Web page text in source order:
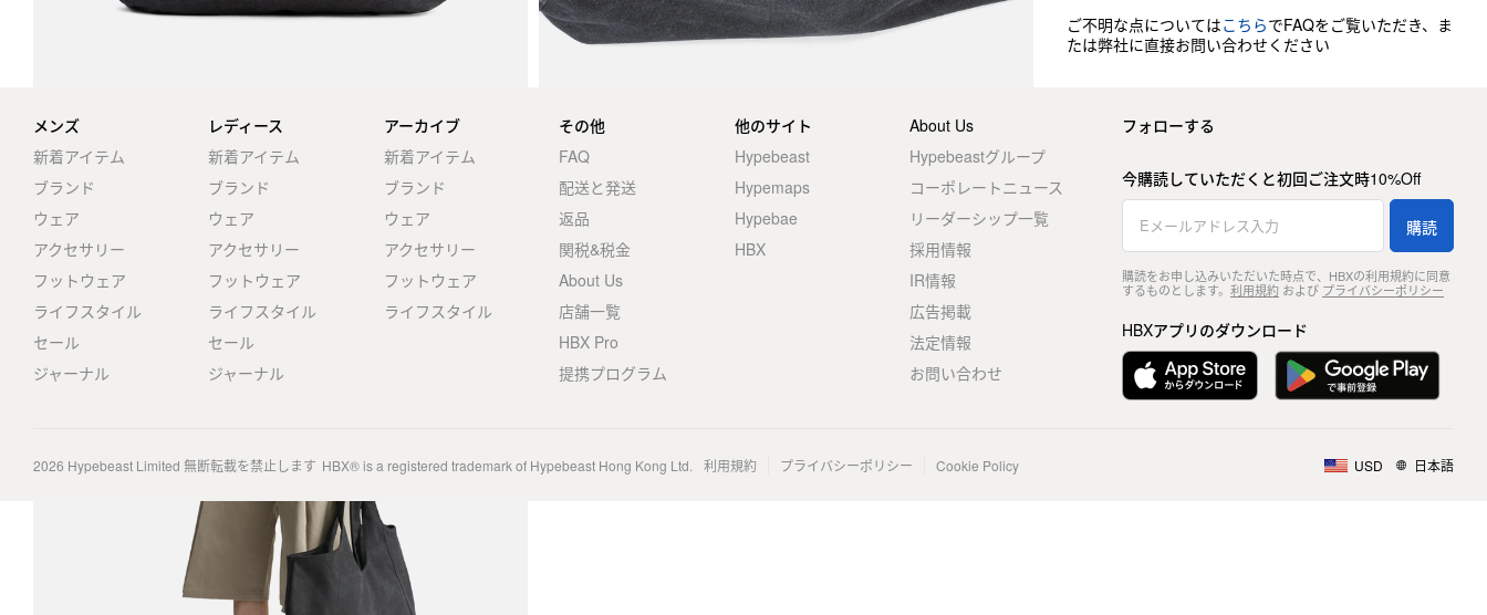
ご不明な点についてはこちらでFAQをご覧いただき、ま
たは弊社に直接お問い合わせください
メンズ
新着アイテム
ブランド
ウェア
アクセサリー
フットウェア
ライフスタイル
セール
ジャーナル
レディース
新着アイテム
ブランド
ウェア
アクセサリー
フットウェア
ライフスタイル
セール
ジャーナル
アーカイブ
新着アイテム
ブランド
ウェア
アクセサリー
フットウェア
ライフスタイル
その他
FAQ
配送と発送
返品
関税&税金
About Us
店舗一覧
HBX Pro
提携プログラム
他のサイト
Hypebeast
Hypemaps
Hypebae
HBX
About Us
Hypebeastグループ
コーポレートニュース
リーダーシップ一覧
採用情報
IR情報
広告掲載
法定情報
お問い合わせ
フォローする
今購読していただくと初回ご注文時10%Off
購読
購読をお申し込みいただいた時点で、HBXの利用規約に同意
するものとします。 利用規約および プライバシーポリシー
HBXアプリのダウンロード
2026 Hypebeast Limited 無断転載を禁止します HBX® is a registered trademark of Hypebeast Hong Kong Ltd. 利用規約 プライバシーポリシー Cookie Policy USD 日本語